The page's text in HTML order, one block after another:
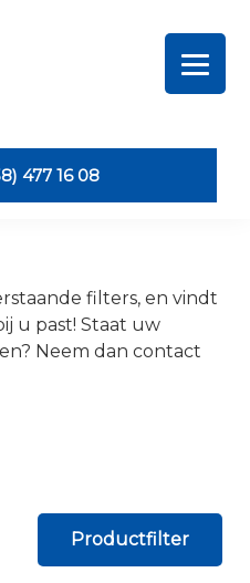
477 16 08
filters, en vindt
u past! Staat uw
Neem dan contact
Productfilter